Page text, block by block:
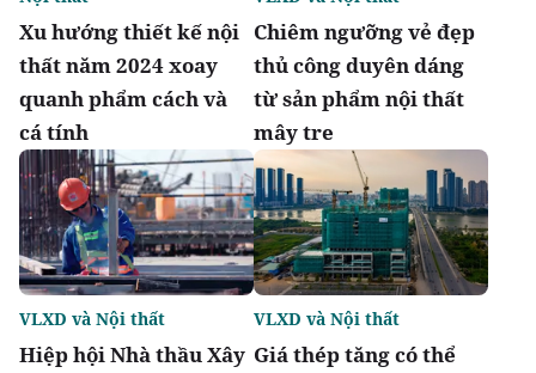
Xu hướng thiết kế nội
thất năm 2024 xoay
quanh phẩm cách và
cá tính
Chiêm ngưỡng vẻ đẹp
thủ công duyên dáng
từ sản phẩm nội thất
mây tre
Hiệp hội Nhà thầu Xây
VLXD và Nội thất
Giá thép tăng có thể
VLXD và Nội thất